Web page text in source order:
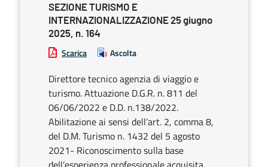
SEZIONE TURISMO E
INTERNAZIONALIZZAZIONE 25 giugno
2025, n. 164
Scarica Ascolta
Direttore tecnico agenzia di viaggio e
turismo. Attuazione D.G.R. n. 811 del
06/06/2022 e D.D. n.138/2022.
Abilitazione ai sensi dell’art. 2, comma 8,
del D.M. Turismo n. 1432 del 5 agosto
2021- Riconoscimento sulla base